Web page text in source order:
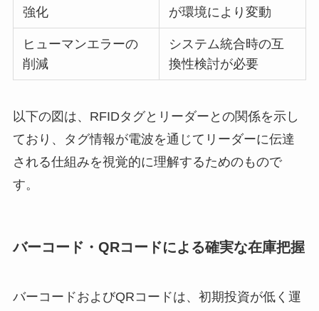
強化
が環境により変動
ヒューマンエラーの
削減
システム統合時の互
換性検討が必要
以下の図は、RFIDタグとリーダーとの関係を示し
ており、タグ情報が電波を通じてリーダーに伝達
される仕組みを視覚的に理解するためのもので
す。
バーコード・QRコードによる確実な在庫把握
バーコードおよびQRコードは、初期投資が低く運